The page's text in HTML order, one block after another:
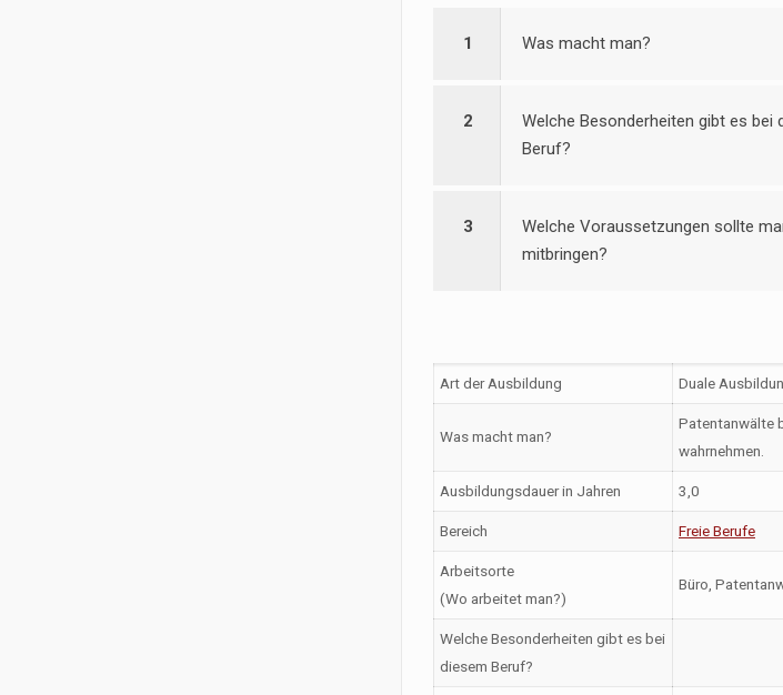
1 Was macht man?
2
Welche Besonderheiten gibt es bei
Beruf?
3
Welche Voraussetzungen sollte
mitbringen?
Art der Ausbildung Duale
Was macht man?
Patentanwälte
wahrnehmen.
Ausbildungsdauer in Jahren 3,0
Bereich Freie Berufe
Arbeitsorte
(Wo arbeitet man?)
Büro,
Welche Besonderheiten gibt es bei
diesem Beruf?